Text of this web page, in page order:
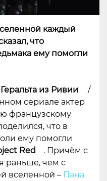
каждый
что
ему помогли
Геральта из Ривии
/
сериале актер
французскому
что в
ему помогли
Red
. Причём с
раньше, чем с
вселенной – Пана